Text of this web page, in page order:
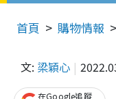
首頁 購物情報
文: 梁穎心
在Google追蹤